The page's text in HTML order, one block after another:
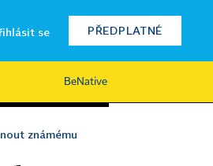
se PŘEDPLATNÉ
BeNative
známému